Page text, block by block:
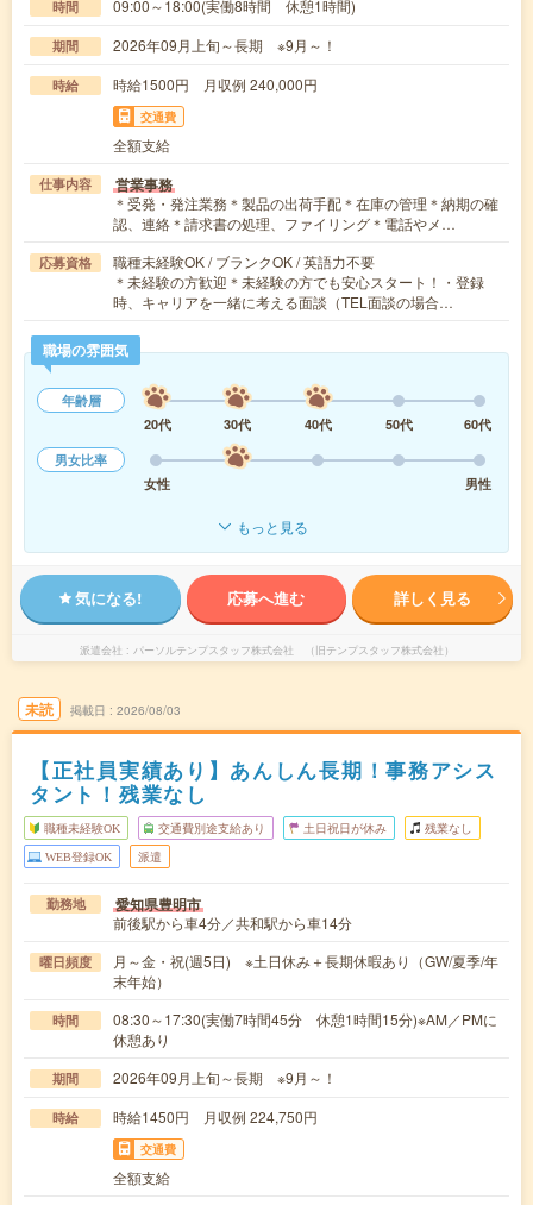
時間 09:00～18:00(実働8時間 休憩1時間)
期間 2026年09月上旬～長期 ※9月～！
時給 時給1500円 月収例 240,000円
交通費
全額支給
仕事内容 営業事務
＊受発・発注業務＊製品の出荷手配＊在庫の管理＊納期の確
認、連絡＊請求書の処理、ファイリング＊電話やメ…
応募資格
職種未経験OK / ブランクOK / 英語力不要
＊未経験の方歓迎＊未経験の方でも安心スタート！・登録
時、キャリアを一緒に考える面談（TEL面談の場合…
職場の雰囲気
年齢層
20代
30代 40代 50代
60代
男女比率
女性
男性
もっと見る
気になる! 応募へ進む 詳しく見る
派遣会社 パーソルテンプスタッフ株式会社 （旧テンプスタッフ株式会社）
未読 掲載日 2026/08/03
【正社員実績あり】あんしん長期！事務アシス
タント！残業なし
職種未経験OK 交通費別途支給あり 土日祝日が休み 残業なし
WEB登録OK 派遣
勤務地 愛知県豊明市
前後駅から車4分／共和駅から車14分
曜日頻度
月～金・祝(週5日) ※土日休み＋長期休暇あり（GW/夏季/年
末年始）
時間
08:30～17:30(実働7時間45分 休憩1時間15分)※AM／PMに
休憩あり
期間 2026年09月上旬～長期 ※9月～！
時給 時給1450円 月収例 224,750円
交通費
全額支給